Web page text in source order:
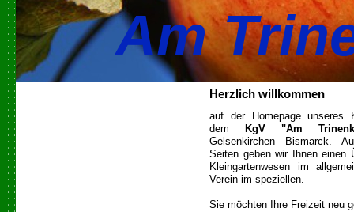
Am
Herzlich willkommen
auf der Homepage unseres
dem
KgV "Am
Gelsenkirchen Bismarck.
Seiten geben wir Ihnen einen
Kleingartenwesen im
Verein im speziellen.
Sie möchten Ihre Freizeit neu